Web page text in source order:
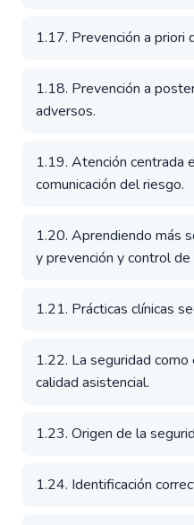
1.17. Prevención a
1.18. Prevención a
adversos.
1.19. Atención centrada
comunicación del riesgo.
1.20. Aprendiendo más
y prevención y control
1.21. Prácticas clínicas
1.22. La seguridad
calidad asistencial.
1.23. Origen de la
1.24. Identificación